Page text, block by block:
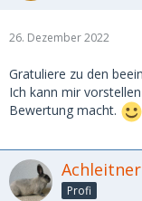
26. Dezember 2022
Gratuliere zu den
Ich kann mir
Bewertung macht.
Achleitner
Profi